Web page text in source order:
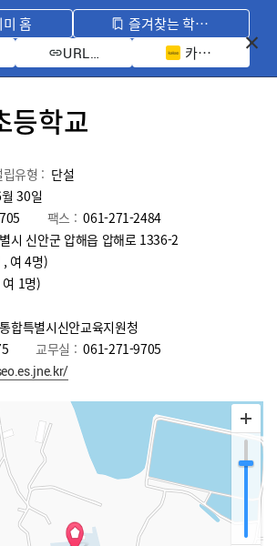
홈
즐겨찾는 학교 모아보기
택
URL 복사 카카오톡 공유
등학교
립유형 : 단설
30일
팩스 : 061-271-2484
시 신안군 압해읍 압해로 1336-2
여 4명)
1명)
합특별시신안교육지원청
교무실 : 061-271-9705